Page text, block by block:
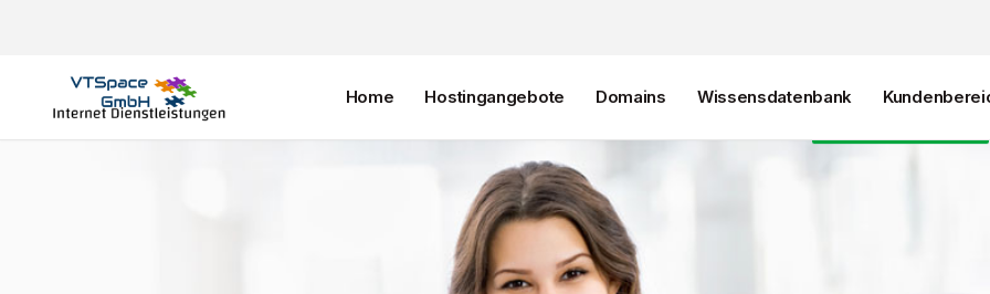
Home Hostingangebote Domains Wissensdatenbank